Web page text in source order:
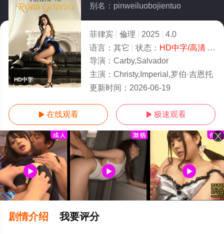
HD中字
别名：pinweiluobojientuo
菲律宾 倫理 2025
4.0
语言： 其它 状态： HD中字/高清- 免费在线观看
导演： Carby,Salvador
主演： Christy,Imperial,罗伯·吉恩托
更新时间： 2026-06-19
 在线观看  极速观看
剧情介绍 我要评分